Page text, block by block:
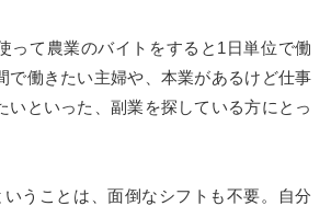
って農業のバイトをすると1日単位で働
で働きたい主婦や、本業があるけど仕事
いといった、副業を探している方にとっ
うことは、面倒なシフトも不要。自分